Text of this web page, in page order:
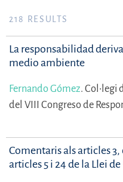
218 RESULTS
La responsabilidad
medio ambiente
Fernando Gómez. Col•legi
del VIII Congreso de
Comentaris als articles 3,
articles 5 i 24 de la Llei